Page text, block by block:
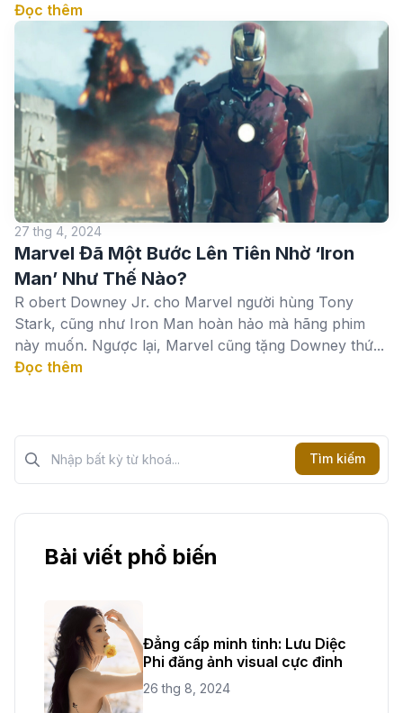
Đọc thêm
27 thg 4, 2024
Marvel Đã Một Bước Lên Tiên Nhờ ‘Iron
Man’ Như Thế Nào?
R obert Downey Jr. cho Marvel người hùng Tony
Stark, cũng như Iron Man hoàn hảo mà hãng phim
này muốn. Ngược lại, Marvel cũng tặng Downey thứ...
Đọc thêm
Tìm kiếm?>
Tìm kiếm
Bài viết phổ biến
Đẳng cấp minh tinh: Lưu Diệc
Phi đăng ảnh visual cực đỉnh
26 thg 8, 2024